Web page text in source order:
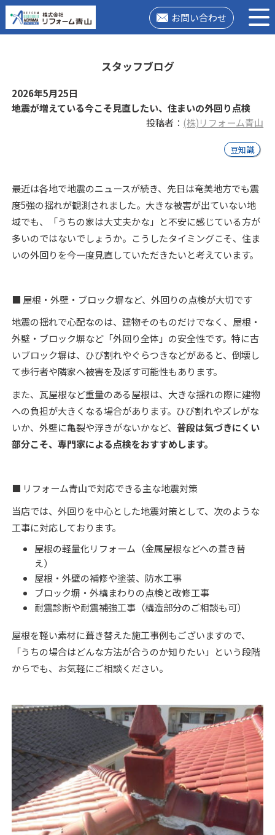
お問い合わせ
スタッフブログ
2026年5月25日
地震が増えている今こそ見直したい、住まいの外回り点検
投稿者： (株)リフォーム青山
豆知識
最近は各地で地震のニュースが続き、先日は奄美地方でも震
度5強の揺れが観測されました。大きな被害が出ていない地
域でも、
「うちの家は大丈夫かな」と不安に感じている方が
多いのではないでしょうか。 こうしたタイミングこそ、住ま
いの外回りを今一度見直していただきたいと考えています。
■ 屋根・外壁・ブロック塀など、外回りの点検が大切です
地震の揺れで心配なのは、建物そのものだけでなく、 屋根・
外壁・ブロック塀など「外回り全体」の安全性です。特に古
いブロック塀は、ひび割れやぐらつきなどがあると、倒壊し
て歩行者や隣家へ被害を及ぼす可能性もあります。
また、瓦屋根など重量のある屋根は、大きな揺れの際に建物
への負担が大きくなる場合があります。ひび割れやズレがな
いか、外壁に亀裂や浮きがないかなど、 普段は気づきにくい
部分こそ、専門家による点検をおすすめします。
■ リフォーム青山で対応できる主な地震対策
当店では、外回りを中心とした地震対策として、次のような
工事に対応しております。
屋根の軽量化リフォーム（金属屋根などへの葺き替
え）
屋根・外壁の補修や塗装、防水工事
ブロック塀・外構まわりの点検と改修工事
耐震診断や耐震補強工事（構造部分のご相談も可）
屋根を軽い素材に葺き替えた施工事例もございますので、
「うちの場合はどんな方法が合うのか知りたい」という段階
からでも、お気軽にご相談ください。